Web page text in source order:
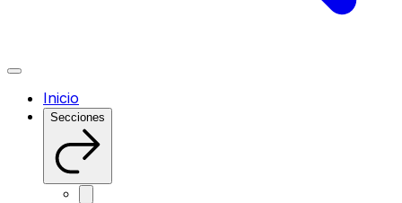
Inicio
Secciones